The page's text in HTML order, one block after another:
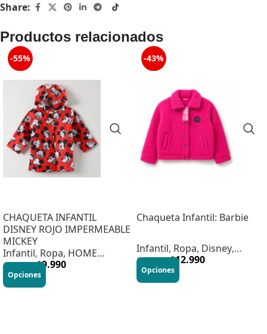
Share:
Productos relacionados
-55%
CHAQUETA INFANTIL
DISNEY ROJO IMPERMEABLE
MICKEY
Infantil, Ropa, HOME
INFANTIL
$21.990 $9.990
Opciones
-43%
Chaqueta Infantil: Barbie
Infantil, Ropa, Disney,
Infantil,Vestuario
$22.990 $12.990
Opciones